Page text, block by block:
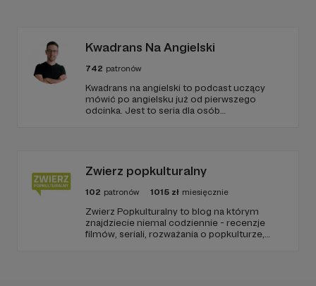
Kwadrans Na Angielski
742 patronów
Kwadrans na angielski to podcast uczący
mówić po angielsku już od pierwszego
odcinka. Jest to seria dla osób
nowego odcinka co czwartek.
Zwierz popkulturalny
102 patronów 1015 zł miesięcznie
Zwierz Popkulturalny to blog na którym
znajdziecie niemal codziennie - recenzje
filmów, seriali, rozważania o popkulturze,